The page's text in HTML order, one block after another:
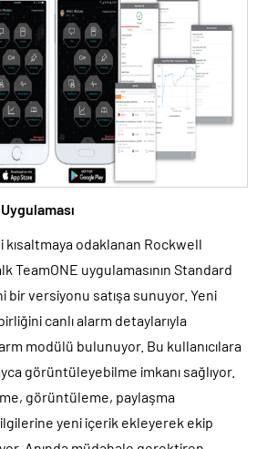
odaklanan Rockwell
TeamONE uygulamasının Standard
bir versiyonu satışa sunuyor. Yeni
canlı alarm detaylarıyla
modülü bulunuyor. Bu kullanıcılara
görüntüleyebilme imkanı sağlıyor.
görüntüleme, paylaşma
yeni içerik ekleyerek ekip